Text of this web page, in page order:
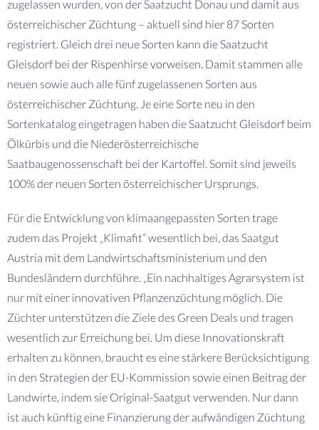
zugelassen wurden, von der Saatzucht Donau und damit aus
österreichischer Züchtung – aktuell sind hier 87 Sorten
registriert. Gleich drei neue Sorten kann die Saatzucht
Gleisdorf bei der Rispenhirse vorweisen. Damit stammen alle
neuen sowie auch alle fünf zugelassenen Sorten aus
österreichischer Züchtung. Je eine Sorte neu in den
Sortenkatalog eingetragen haben die Saatzucht Gleisdorf beim
Ölkürbis und die Niederösterreichische
Saatbaugenossenschaft bei der Kartoffel. Somit sind jeweils
100% der neuen Sorten österreichischer Ursprungs.
Für die Entwicklung von klimaangepassten Sorten trage
zudem das Projekt „Klimafit“ wesentlich bei, das Saatgut
Austria mit dem Landwirtschaftsministerium und den
Bundesländern durchführe. „Ein nachhaltiges Agrarsystem ist
nur mit einer innovativen Pflanzenzüchtung möglich. Die
Züchter unterstützen die Ziele des Green Deals und tragen
wesentlich zur Erreichung bei. Um diese Innovationskraft
erhalten zu können, braucht es eine stärkere Berücksichtigung
in den Strategien der EU-Kommission sowie einen Beitrag der
Landwirte, indem sie Original-Saatgut verwenden. Nur dann
ist auch künftig eine Finanzierung der aufwändigen Züchtung